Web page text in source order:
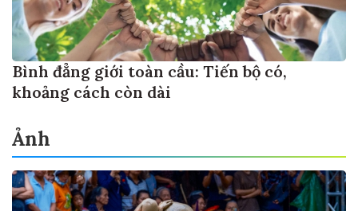
Bình đẳng giới toàn cầu: Tiến bộ có,
khoảng cách còn dài
Ảnh